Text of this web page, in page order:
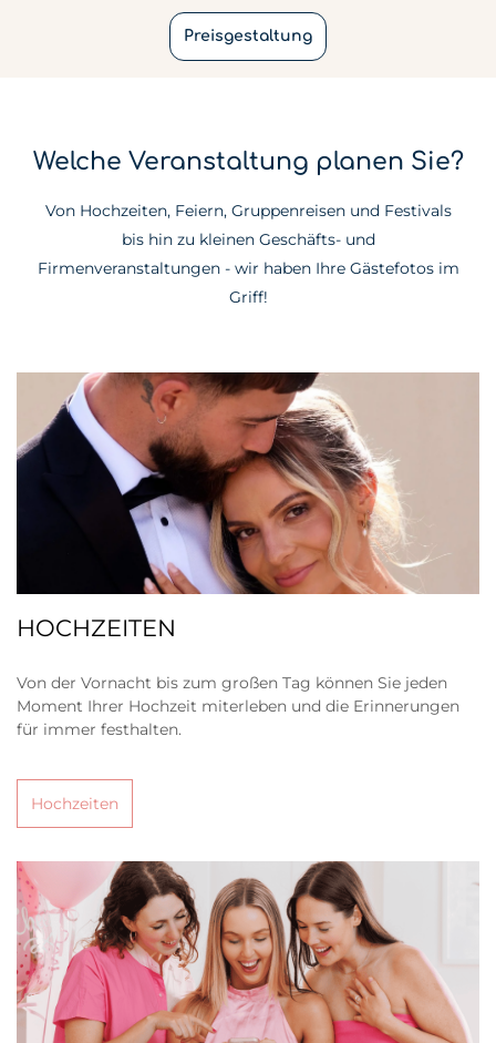
Preisgestaltung
Welche Veranstaltung planen Sie?
Von Hochzeiten, Feiern, Gruppenreisen und Festivals
bis hin zu kleinen Geschäfts- und
Firmenveranstaltungen - wir haben Ihre Gästefotos im
Griff!
HOCHZEITEN
Von der Vornacht bis zum großen Tag können Sie jeden
Moment Ihrer Hochzeit miterleben und die Erinnerungen
für immer festhalten.
Hochzeiten